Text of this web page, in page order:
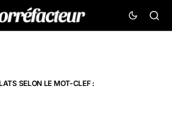
SELON LE MOT-CLEF :